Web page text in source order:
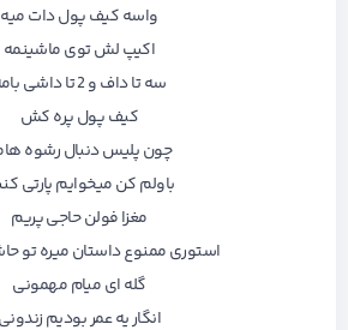
واسه کیف پول دات میه
اکیپ لش توی ماشینمه
سه تا داف و 2 تا داشی بامه
کیف پول پره کش
چون پلیس دنبال رشوه
باولم کن میخوایم پارتی
مغزا فولن حاجی پریم
استوری ممنوع داستان میره تو
گله ای میام مهمونی
انگار یه عمر بودیم زندونی